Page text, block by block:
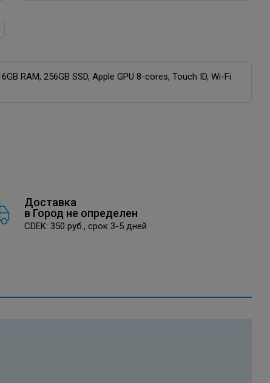
RAM, 256GB SSD, Apple GPU 8-cores, Touch ID, Wi-Fi
Доставка
в Город не определен
CDEK: 350 руб., срок 3-5 дней